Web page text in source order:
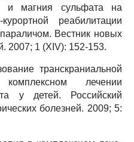
и магния сульфата на
реабилитации
Вестник новых
2007; 1 (XIV): 152-153.
транскраниальной
лечении
у детей. Российский
болезней. 2009; 5: